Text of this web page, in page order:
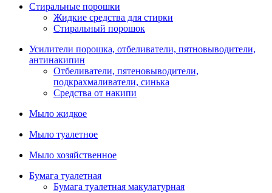
Стиральные порошки
Жидкие средства для стирки
Стиральный порошок
Усилители порошка, отбеливатели, пятновыводители,
антинакипин
Отбеливатели, пятеновыводители,
подкрахмаливатели, синька
Средства от накипи
Мыло жидкое
Мыло туалетное
Мыло хозяйственное
Бумага туалетная
Бумага туалетная макулатурная